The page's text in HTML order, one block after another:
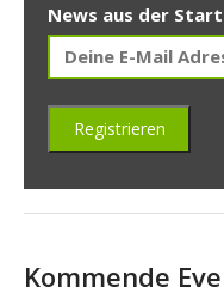
News aus der
Kommende